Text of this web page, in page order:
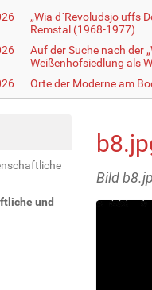
„Wia d´Revoludsjo uffs
Remstal (1968-1977)
Auf der Suche nach der
Weißenhofsiedlung als
Orte der Moderne am
und
Bild